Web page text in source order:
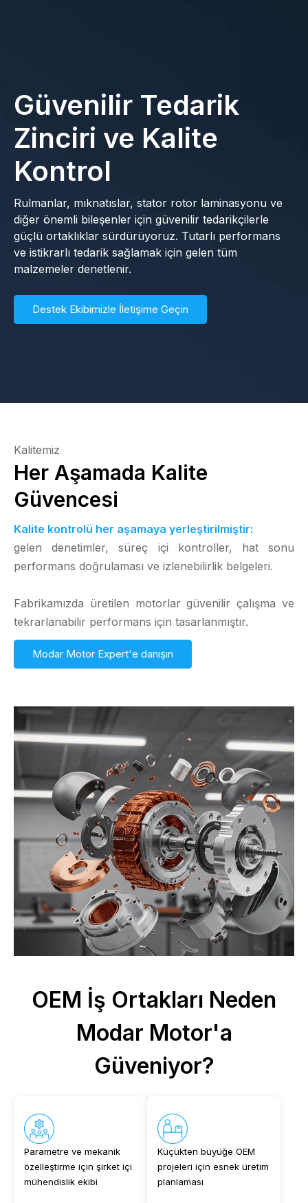
Güvenilir Tedarik
Zinciri ve Kalite
Kontrol
Rulmanlar, mıknatıslar, stator rotor laminasyonu ve
diğer önemli bileşenler için güvenilir tedarikçilerle
güçlü ortaklıklar sürdürüyoruz. Tutarlı performans
ve istikrarlı tedarik sağlamak için gelen tüm
malzemeler denetlenir.
Destek Ekibimizle İletişime Geçin
Kalitemiz
Her Aşamada Kalite
Güvencesi
Kalite kontrolü her aşamaya yerleştirilmiştir:
gelen denetimler, süreç içi kontroller, hat sonu
performans doğrulaması ve izlenebilirlik belgeleri.
Fabrikamızda üretilen motorlar güvenilir çalışma ve
tekrarlanabilir performans için tasarlanmıştır.
Modar Motor Expert'e danışın
OEM İş Ortakları Neden
Modar Motor'a
Güveniyor?
Parametre ve mekanik
özelleştirme için şirket içi
mühendislik ekibi
Küçükten büyüğe OEM
projeleri için esnek üretim
planlaması